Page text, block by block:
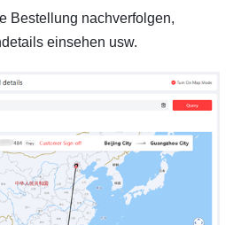
Bestellung nachverfolgen,
einsehen usw.